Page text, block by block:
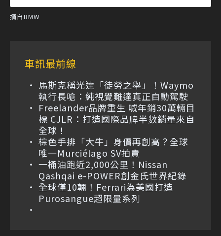
摘自BMW
車訊最前線
馬斯克稱光達「徒勞之舉」！Waymo
執行長嗆：純視覺難達真正自動駕駛
Freelander品牌重生 喊年銷30萬輛目
標 CJLR：打造國際品牌半數銷量來自
全球！
棕色手排「大牛」身價再創高？全球
唯一Murciélago SV拍賣
一桶油跑近2,000公里！Nissan
Qashqai e-POWER創金氏世界紀錄
全球僅10輛！Ferrari為美國打造
Purosangue超限量系列